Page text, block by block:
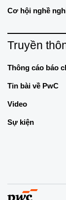
Cơ hội nghề
Truyền
Thông cáo báo
Tin bài về PwC
Video
Sự kiện